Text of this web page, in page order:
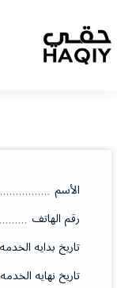
الأسم
رقم الهاتف
تاريخ بدايه الخدمه
تاريخ نهايه الخدمه